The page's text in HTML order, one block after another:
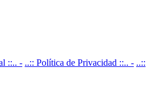
::.. - ..:: Política de Privacidad ::.. - ..::